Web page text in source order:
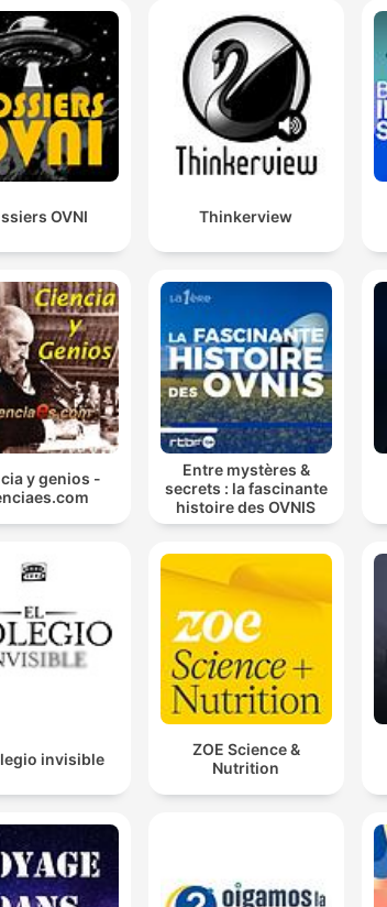
OVNI Thinkerview
y genios -
Entre mystères &
secrets : la fascinante
histoire des OVNIS
invisible
ZOE Science &
Nutrition